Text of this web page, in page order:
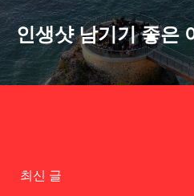
인생샷 남기기 좋은
최신 글